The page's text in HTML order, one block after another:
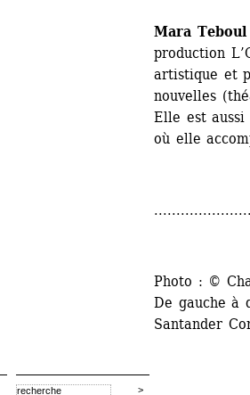
Mara Teboul
production
artistique et
nouvelles
Elle est
où elle
Photo : ©
De gauche à
Santander